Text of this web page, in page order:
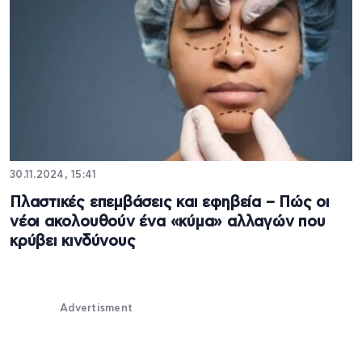
30.11.2024, 15:41
Πλαστικές επεμβάσεις και εφηβεία – Πώς οι
νέοι ακολουθούν ένα «κύμα» αλλαγών που
κρύβει κινδύνους
Advertisment